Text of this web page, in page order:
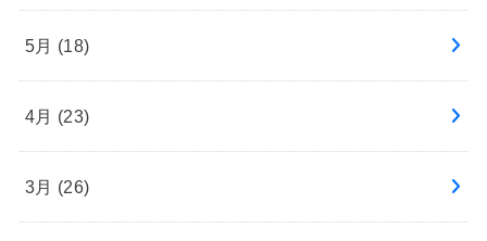
5月 (18)
4月 (23)
3月 (26)